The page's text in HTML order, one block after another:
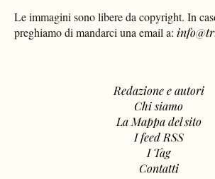
Le immagini sono libere da copyright. In
preghiamo di mandarci una email a:
Redazione e autori
Chi siamo
La Mappa del sito
I feed RSS
I Tag
Contatti